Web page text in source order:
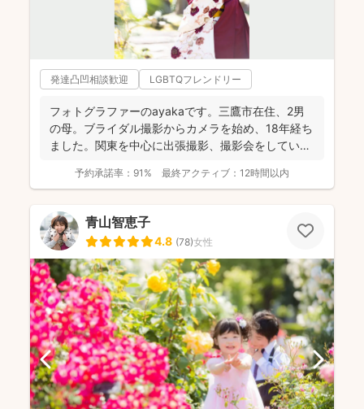
発達凸凹相談歓迎 LGBTQフレンドリー
フォトグラファーのayakaです。三鷹市在住、2男
の母。ブライダル撮影からカメラを始め、18年経ち
ました。関東を中心に出張撮影、撮影会をしていま
予約承諾率： 91% 最終アクティブ： 12時間以内
青山智恵子
4.8 (78)女性